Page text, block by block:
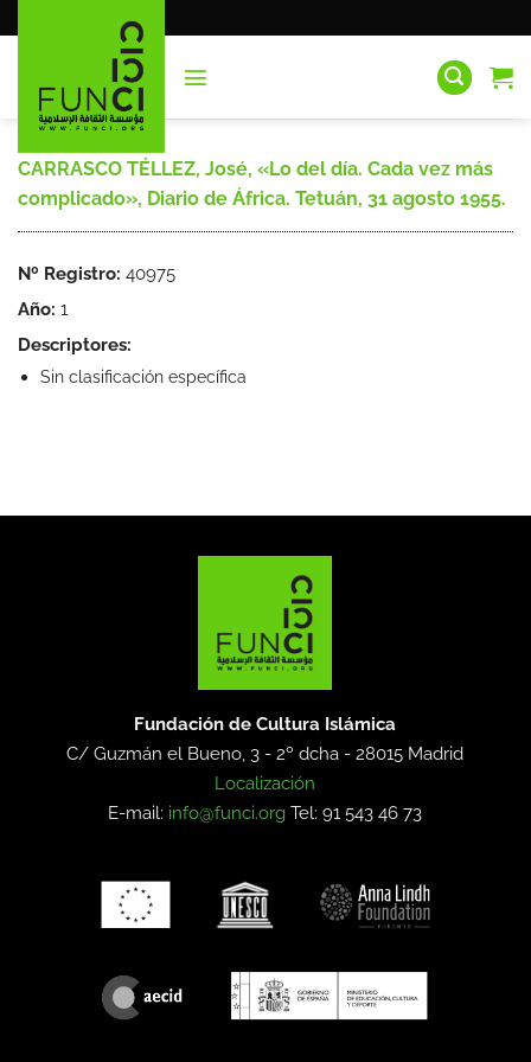
al
CARRASCO TÉLLEZ, José, «Lo del día. Cada vez más
complicado», Diario de África. Tetuán, 31 agosto 1955.
Nº Registro: 40975
Año: 1
Descriptores:
Sin clasificación específica
Fundación de Cultura Islámica
C/ Guzmán el Bueno, 3 - 2º dcha -28015 Madrid
Localización
E-mail: info@funci.org Tel: 91 543 46 73